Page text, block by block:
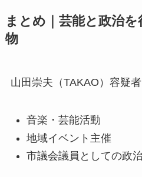
まとめ｜芸能と政治
物
山田崇夫（TAKAO）容疑者
音楽・芸能活動
地域イベント主催
市議会議員としての政